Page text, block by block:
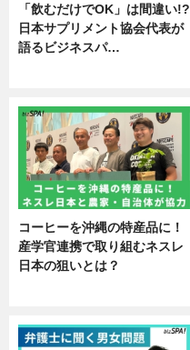
「飲むだけでOK」は間違い!?
日本サプリメント協会代表が
語るビジネスパ…
コーヒーを沖縄の特産品に！
産学官連携で取り組むネスレ
日本の狙いとは？